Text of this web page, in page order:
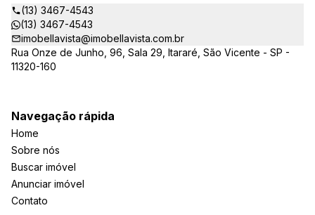
(13) 3467-4543
(13) 3467-4543
imobellavista@imobellavista.com.br
Rua Onze de Junho, 96, Sala 29, Itararé, São Vicente - SP -
11320-160
Navegação rápida
Home
Sobre nós
Buscar imóvel
Anunciar imóvel
Contato